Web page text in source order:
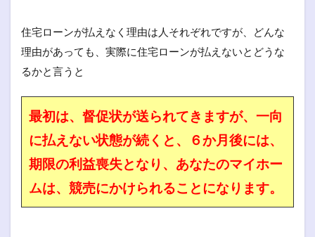
住宅ローンが払えなく理由は人それぞれですが、どんな
理由があっても、実際に住宅ローンが払えないとどうな
るかと言うと
最初は、督促状が送られてきますが、一向
に払えない状態が続くと、６か月後には、
期限の利益喪失となり、あなたのマイホー
ムは、競売にかけられることになります。